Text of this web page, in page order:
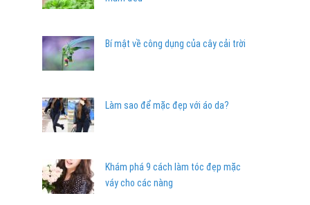
Bí mật về công dụng của cây cải trời
Làm sao để mặc đẹp với áo da?
Khám phá 9 cách làm tóc đẹp mặc
váy cho các nàng